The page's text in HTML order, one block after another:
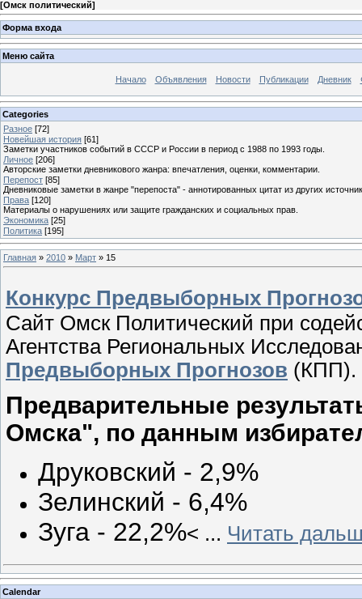
[Омск политический]
Форма входа
Меню сайта
Начало Объявления Новости Публикации Дневник
Categories
Разное [72]
Новейшая история [61]
Заметки участников событий в СССР и России в период с 1988 по 1993 годы.
Личное [206]
Авторские заметки дневникового жанра: впечатления, оценки, комментарии.
Перепост [85]
Дневниковые заметки в жанре "перепоста" - аннотированных цитат из других
Права [120]
Материалы о нарушениях или защите гражданских и социальных прав.
Экономика [25]
Политика [195]
Главная » 2010 » Март » 15
Конкурс Предвыборных
Сайт Омск Политический при
Агентства Региональных
Предвыборных Прогнозов (КПП).
Предварительные
Омска", по данным
Друковский - 2,9%
Зелинский - 6,4%
Зуга - 22,2%< ... Читать
Calendar